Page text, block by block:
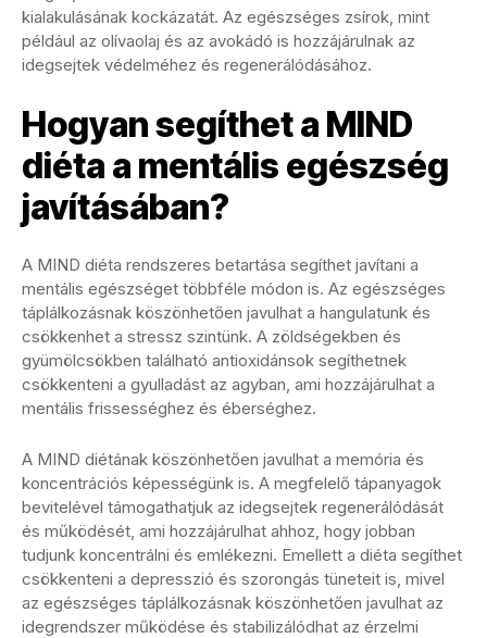
kialakulásának kockázatát. Az egészséges zsírok, mint
például az olívaolaj és az avokádó is hozzájárulnak az
idegsejtek védelméhez és regenerálódásához.
Hogyan segíthet a MIND
diéta a mentális egészség
javításában?
A MIND diéta rendszeres betartása segíthet javítani a
mentális egészséget többféle módon is. Az egészséges
táplálkozásnak köszönhetően javulhat a hangulatunk és
csökkenhet a stressz szintünk. A zöldségekben és
gyümölcsökben található antioxidánsok segíthetnek
csökkenteni a gyulladást az agyban, ami hozzájárulhat a
mentális frissességhez és éberséghez.
A MIND diétának köszönhetően javulhat a memória és
koncentrációs képességünk is. A megfelelő tápanyagok
bevitelével támogathatjuk az idegsejtek regenerálódását
és működését, ami hozzájárulhat ahhoz, hogy jobban
tudjunk koncentrálni és emlékezni. Emellett a diéta segíthet
csökkenteni a depresszió és szorongás tüneteit is, mivel
az egészséges táplálkozásnak köszönhetően javulhat az
idegrendszer működése és stabilizálódhat az érzelmi